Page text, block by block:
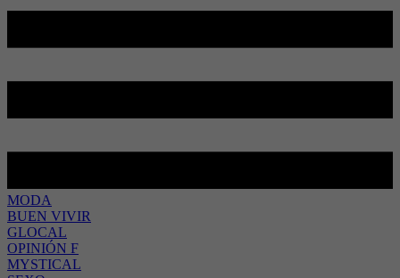
MODA
BUEN VIVIR
GLOCAL
OPINIÓN F
MYSTICAL